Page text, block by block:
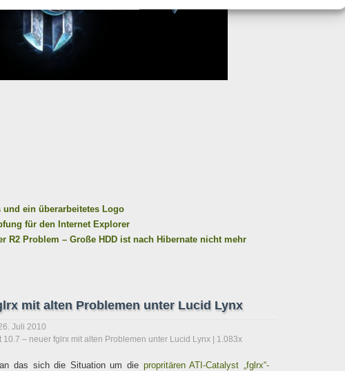
ein überarbeitetes Logo
für den Internet Explorer
R2 Problem – Große HDD ist nach Hibernate nicht mehr
mit alten Problemen unter Lucid Lynx
Juli 2010
10.7 – neuer fglrx mit alten Problemen unter Lucid Lynx | 1.083x
das sich die Situation um die propritären ATI-Catalyst „fglrx“-